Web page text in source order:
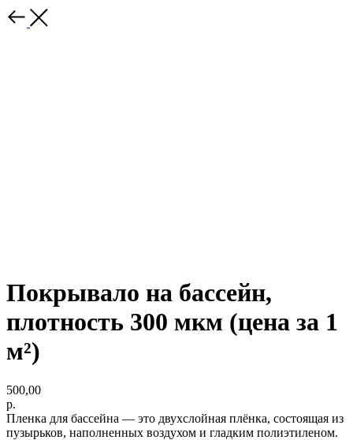
Покрывало на бассейн,
плотность 300 мкм (цена за 1
м²)
500,00
р.
Пленка для бассейна — это двухслойная плёнка, состоящая из
пузырьков, наполненных воздухом и гладким полиэтиленом.